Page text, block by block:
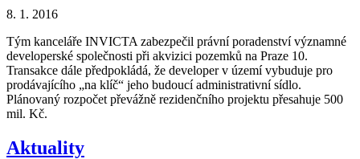
8. 1. 2016
Tým kanceláře INVICTA zabezpečil právní poradenství významné
developerské společnosti při akvizici pozemků na Praze 10.
Transakce dále předpokládá, že developer v území vybuduje pro
prodávajícího „na klíč“ jeho budoucí administrativní sídlo.
Plánovaný rozpočet převážně rezidenčního projektu přesahuje 500
mil. Kč.
Aktuality